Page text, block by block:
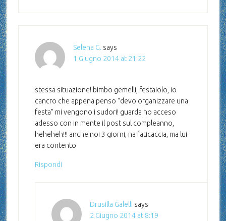
Selena G. says
1 Giugno 2014 at 21:22
stessa situazione! bimbo gemelli, festaiolo, io
cancro che appena penso “devo organizzare una
festa” mi vengono i sudori! guarda ho acceso
adesso con in mente il post sul compleanno,
heheheh!!! anche noi 3 giorni, na faticaccia, ma lui
era contento
Rispondi
Drusilla Galelli says
2 Giugno 2014 at 8:19